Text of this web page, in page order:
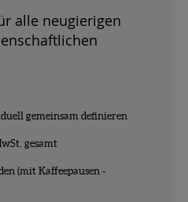
alle neugierigen
gemeinsam definieren
gesamt
(mit Kaffeepausen -